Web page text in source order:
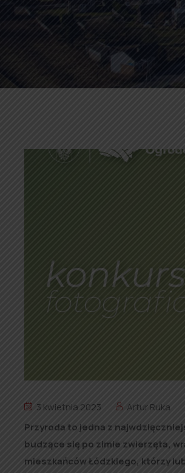
3 kwietnia 2023
Artur Ruka
Przyroda to jedna z
budzące się po zimie zwierzęta,
mieszkańców Łódzkiego, którzy